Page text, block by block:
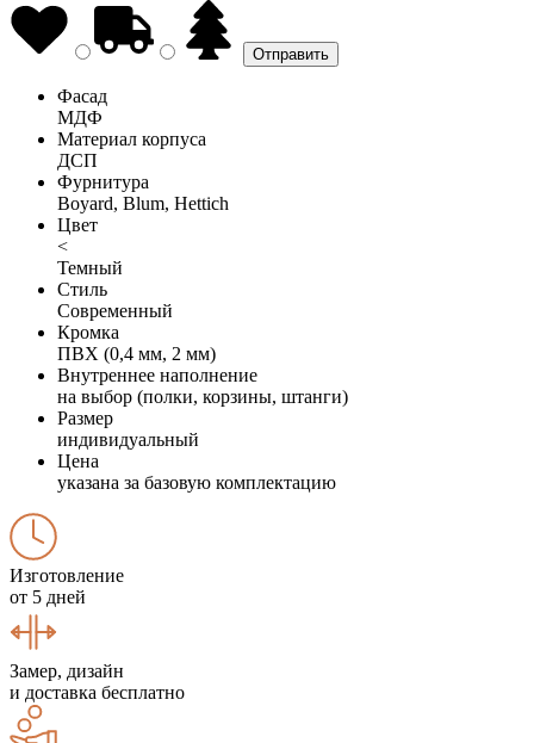
Фасад
МДФ
Материал корпуса
ДСП
Фурнитура
Boyard, Blum, Hettich
Цвет
<
Темный
Стиль
Современный
Кромка
ПВХ (0,4 мм, 2 мм)
Внутреннее наполнение
на выбор (полки, корзины, штанги)
Размер
индивидуальный
Цена
указана за базовую комплектацию
Изготовление
от 5 дней
Замер, дизайн
и доставка бесплатно